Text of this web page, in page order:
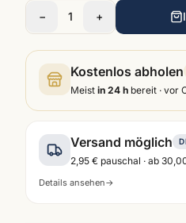
− 1 +
Kostenlos abholen
Meist in 24 h bereit · vor
Versand möglich
2,95 € pauschal · ab
Details ansehen→